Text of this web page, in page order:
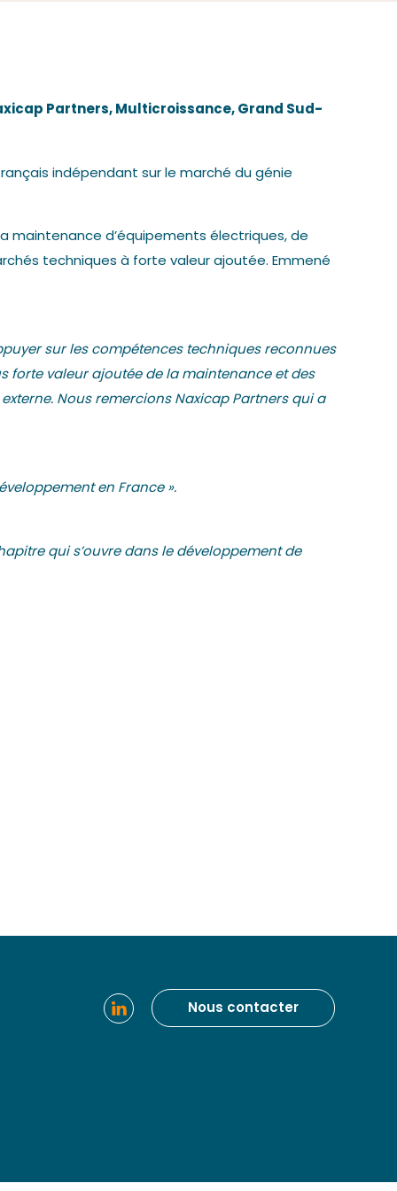
Partners, Multicroissance, Grand Sud-
indépendant sur le marché du génie
maintenance d’équipements électriques, de
techniques à forte valeur ajoutée. Emmené
sur les compétences techniques reconnues
forte valeur ajoutée de la maintenance et des
Nous remercions Naxicap Partners qui a
en France ».
qui s’ouvre dans le développement de
Nous contacter